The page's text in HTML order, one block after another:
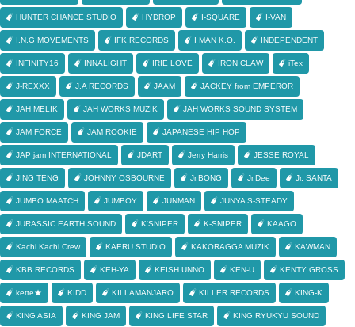
HUNTER CHANCE STUDIO HYDROP I-SQUARE I-VAN
I.N.G MOVEMENTS IFK RECORDS I MAN K.O. INDEPENDENT
INFINITY16 INNALIGHT IRIE LOVE IRON CLAW iTex
J-REXXX J.A RECORDS JAAM JACKEY from EMPEROR
JAH MELIK JAH WORKS MUZIK JAH WORKS SOUND SYSTEM
JAM FORCE JAM ROOKIE JAPANESE HIP HOP
JAP jam INTERNATIONAL JDART Jerry Harris JESSE ROYAL
JING TENG JOHNNY OSBOURNE Jr.BONG Jr.Dee Jr. SANTA
JUMBO MAATCH JUMBOY JUNMAN JUNYA S-STEADY
JURASSIC EARTH SOUND K'SNIPER K-SNIPER KAAGO
Kachi Kachi Crew KAERU STUDIO KAKORAGGA MUZIK KAWMAN
KBB RECORDS KEH-YA KEISH UNNO KEN-U KENTY GROSS
kette★ KIDD KILLAMANJARO KILLER RECORDS KING-K
KING ASIA KING JAM KING LIFE STAR KING RYUKYU SOUND